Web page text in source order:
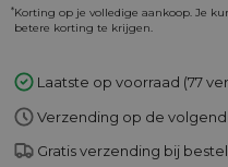
*Korting op je volledige aankoop. Je
betere korting te krijgen.
Laatste op voorraad (77
Verzending op de
Gratis verzending bij